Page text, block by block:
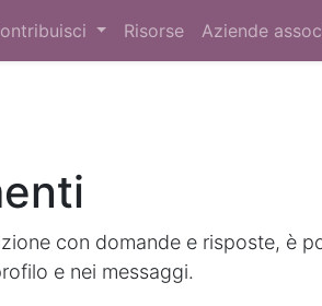
Risorse Aziende
con domande e risposte, è
e nei messaggi.